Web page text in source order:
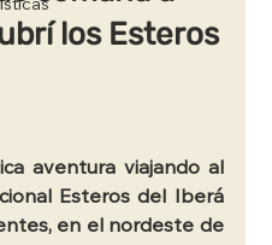
los Esteros
aventura viajando al
Esteros del Iberá
en el nordeste de